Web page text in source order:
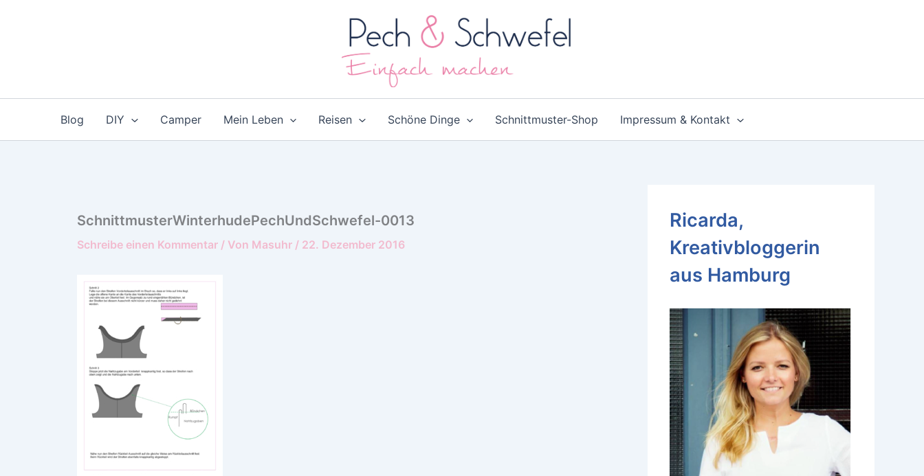
Blog DIY Camper Mein Leben Reisen Schöne Dinge Schnittmuster-Shop Impressum & Kontakt
SchnittmusterWinterhudePechUndSchwefel-0013
Schreibe einen Kommentar / Von Masuhr / 22. Dezember 2016
Ricarda,
Kreativbloggerin
aus Hamburg